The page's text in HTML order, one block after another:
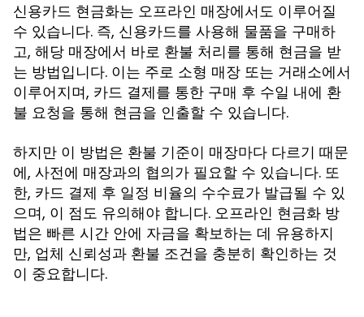
신용카드 현금화는 오프라인 매장에서도 이루어질
수 있습니다. 즉, 신용카드를 사용해 물품을 구매하
고, 해당 매장에서 바로 환불 처리를 통해 현금을 받
는 방법입니다. 이는 주로 소형 매장 또는 거래소에서
이루어지며, 카드 결제를 통한 구매 후 수일 내에 환
불 요청을 통해 현금을 인출할 수 있습니다.
하지만 이 방법은 환불 기준이 매장마다 다르기 때문
에, 사전에 매장과의 협의가 필요할 수 있습니다. 또
한, 카드 결제 후 일정 비율의 수수료가 발급될 수 있
으며, 이 점도 유의해야 합니다. 오프라인 현금화 방
법은 빠른 시간 안에 자금을 확보하는 데 유용하지
만, 업체 신뢰성과 환불 조건을 충분히 확인하는 것
이 중요합니다.